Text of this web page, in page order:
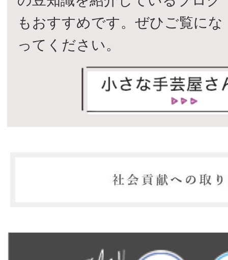
もおすすめです。ぜひご覧にな
ってください。